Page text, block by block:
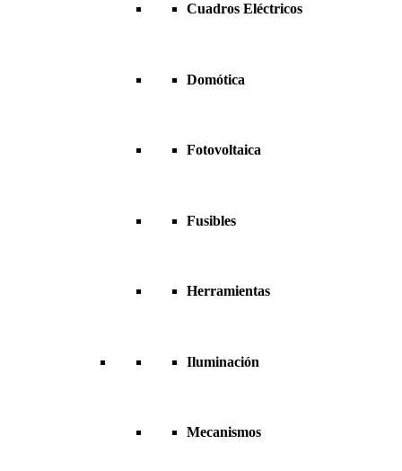
Cuadros Eléctricos
Domótica
Fotovoltaica
Fusibles
Herramientas
Iluminación
Mecanismos